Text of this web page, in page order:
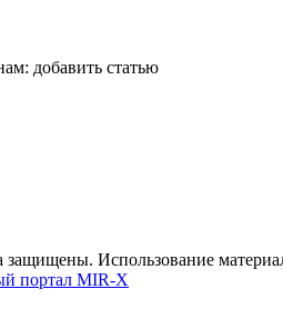
добавить статью
Использование
портал MIR-X